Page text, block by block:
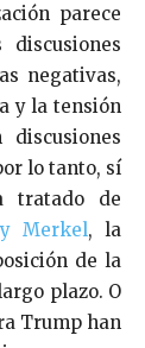
parece
negativas,
y la tensión
lo tanto, sí
tratado de
Merkel, la
de la
plazo. O
Trump han